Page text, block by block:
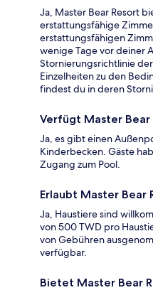
Ja, Master Bear Resort
erstattungsfähige
erstattungsfähigen
wenige Tage vor deiner
Stornierungsrichtlinie
Einzelheiten zu den
findest du in deren
Verfügt Master Bear
Ja, es gibt einen
Kinderbecken. Gäste
Zugang zum Pool.
Erlaubt Master Bear
Ja, Haustiere sind
von 500 TWD pro
von Gebühren
verfügbar.
Bietet Master Bear